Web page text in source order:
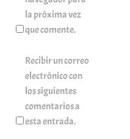
la próxima vez
que comente.
Recibir un correo
electrónico con
los siguientes
comentarios a
esta entrada.